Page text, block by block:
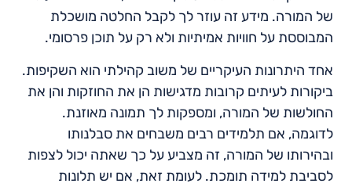
של המורה. מידע זה עוזר לך לקבל החלטה מושכלת
המבוססת על חוויות אמיתיות ולא רק על תוכן פרסומי.
אחד היתרונות העיקריים של משוב קהילתי הוא השקיפות.
ביקורות לעיתים קרובות מדגישות הן את החוזקות והן את
החולשות של המורה, ומספקות לך תמונה מאוזנת.
לדוגמה, אם תלמידים רבים משבחים את סבלנותו
ובהירותו של המורה, זה מצביע על כך שאתה יכול לצפות
לסביבת למידה תומכת. לעומת זאת, אם יש תלונות